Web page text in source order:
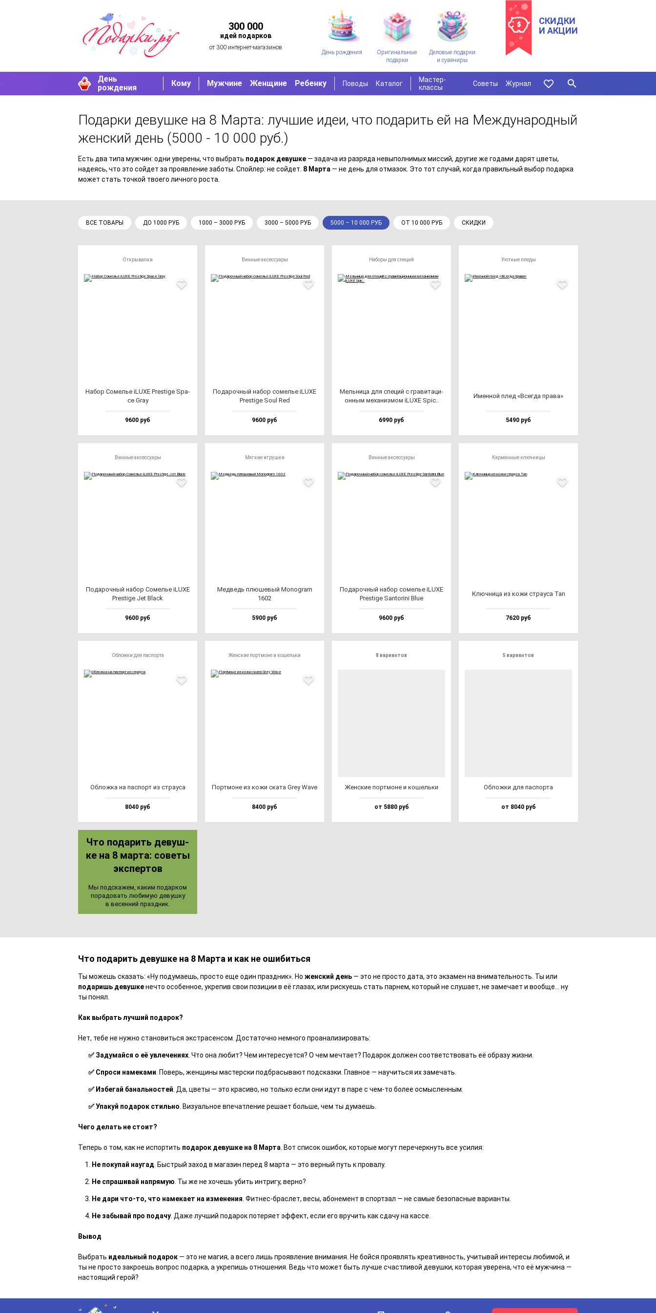
300 000
идей подарков
от 300 интернет-магазинов
День рождения
Оригинальные
подарки
Деловые подарки
и сувениры
СКИДКИ
И АКЦИИ
День
рождения
Кому Мужчине Женщине Ребенку Поводы Каталог
Мастер-
классы
Советы Журнал
Подарки девушке на 8 Марта: лучшие идеи, что подарить ей на Международный
женский день (5000 - 10 000 руб.)
Есть два типа мужчин: одни уверены, что выбрать подарок девушке — задача из разряда невыполнимых миссий, другие же годами дарят цветы,
надеясь, что это сойдет за проявление заботы. Спойлер: не сойдет. 8 Марта — не день для отмазок. Это тот случай, когда правильный выбор подарка
может стать точкой твоего личного роста.
ВСЕ ТОВАРЫ ДО 1000 РУБ 1000 – 3000 РУБ 3000 – 5000 РУБ 5000 – 10 000 РУБ ОТ 10 000 РУБ СКИДКИ
Открывалки
Набор Сомелье iLUXE Pres­ti­ge Spa­
ce Gray
9600 руб
Винные аксессуары
Пода­роч­ный на­бор со­мелье iLUXE
Pres­ti­ge Soul Red
9600 руб
Наборы для специй
Мель­ни­ца для спе­ций с гра­ви­та­ци­
он­ным ме­ха­низ­мом iLUXE Spic..
6990 руб
Уютные пледы
Имен­ной плед «Всег­да пра­ва»
5490 руб
Винные аксессуары
Пода­роч­ный на­бор Сомелье iLUXE
Pres­ti­ge Jet Black
9600 руб
Мягкие игрушки
Мед­ведь плю­ше­вый Monog­ram
1602
5900 руб
Винные аксессуары
Пода­роч­ный на­бор со­мелье iLUXE
Pres­ti­ge San­to­ri­ni Blue
9600 руб
Карманные ключницы
Ключ­ни­ца из ко­жи стра­уса Tan
7620 руб
Обложки для паспорта
Облож­ка на пас­порт из стра­уса
8040 руб
Женские портмоне и кошельки
Пор­тмо­не из ко­жи ска­та Grey Wave
8400 руб
8 вариантов
Жен­ские пор­тмо­не и ко­шель­ки
от 5880 руб
5 вариантов
Облож­ки для пас­пор­та
от 8040 руб
Что по­да­рить де­вуш­
ке на 8 мар­та: со­ве­ты
эк­спер­тов
Мы под­ска­жем, ка­ким по­дар­ком
по­ра­до­вать лю­би­мую де­вуш­ку
в ве­сен­ний праз­дник.
Что подарить девушке на 8 Марта и как не ошибиться
Ты можешь сказать: «Ну подумаешь, просто еще один праздник». Но женский день — это не просто дата, это экзамен на внимательность. Ты или
подаришь девушкенечто особенное, укрепив свои позиции в её глазах, или рискуешь стать парнем, который не слушает, не замечает и вообще… ну
ты понял.
Как выбрать лучший подарок?
Нет, тебе не нужно становиться экстрасенсом. Достаточно немного проанализировать:
✅ Задумайся о её увлечениях. Что она любит? Чем интересуется? О чем мечтает? Подарок должен соответствовать её образу жизни.
✅ Спроси намеками. Поверь, женщины мастерски подбрасывают подсказки. Главное — научиться их замечать.
✅ Избегай банальностей. Да, цветы — это красиво, но только если они идут в паре с чем-то более осмысленным.
✅ Упакуй подарок стильно. Визуальное впечатление решает больше, чем ты думаешь.
Чего делать не стоит?
Теперь о том, как не испортить подарок девушке на 8 Марта. Вот список ошибок, которые могут перечеркнуть все усилия:
Не покупай наугад. Быстрый заход в магазин перед 8 марта — это верный путь к провалу.
Не спрашивай напрямую. Ты же не хочешь убить интригу, верно?
Не дари что-то, что намекает на изменения. Фитнес-браслет, весы, абонемент в спортзал — не самые безопасные варианты.
Не забывай про подачу. Даже лучший подарок потеряет эффект, если его вручить как сдачу на кассе.
Вывод
Выбрать идеальный подарок — это не магия, а всего лишь проявление внимания. Не бойся проявлять креативность, учитывай интересы любимой, и
ты не просто закроешь вопрос подарка, а укрепишь отношения. Ведь что может быть лучше счастливой девушки, которая уверена, что её мужчина —
настоящий герой?